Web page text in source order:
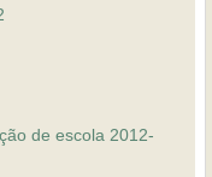
de escola 2012-